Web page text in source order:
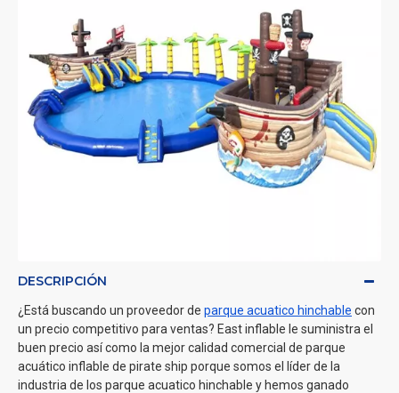
DESCRIPCIÓN
¿Está buscando un proveedor de parque acuatico hinchable con
un precio competitivo para ventas? East inflable le suministra el
buen precio así como la mejor calidad comercial de parque
acuático inflable de pirate ship porque somos el líder de la
industria de los parque acuatico hinchable y hemos ganado